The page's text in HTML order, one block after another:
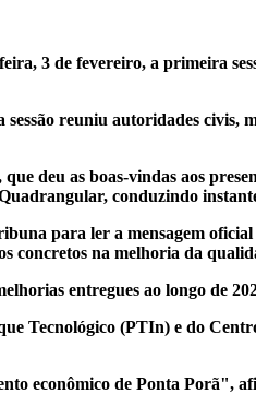
3 de fevereiro, a primeira
reuniu autoridades civis,
deu as boas-vindas aos
conduzindo
para ler a mensagem
concretos na melhoria da
entregues ao longo de
Tecnológico (PTIn) e do
econômico de Ponta Porã",